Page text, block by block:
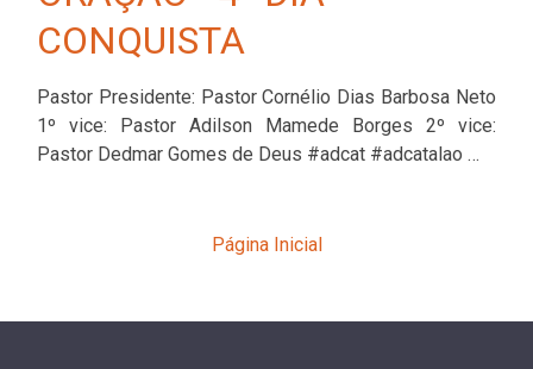
CONQUISTA
Pastor Presidente: Pastor Cornélio Dias Barbosa Neto
1º vice: Pastor Adilson Mamede Borges 2º vice:
Pastor Dedmar Gomes de Deus #adcat #adcatalao …
Página Inicial